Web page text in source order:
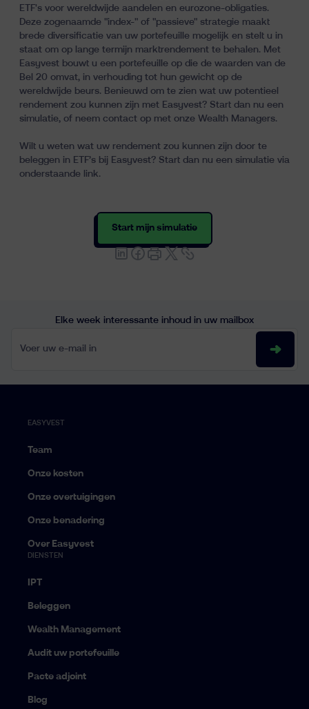
ETF's voor wereldwijde aandelen en eurozone-obligaties.
Deze zogenaamde "index-" of "passieve" strategie maakt
brede diversificatie van uw portefeuille mogelijk en stelt u in
staat om op lange termijn marktrendement te behalen. Met
Easyvest bouwt u een portefeuille op die de waarden van de
Bel 20 omvat, in verhouding tot hun gewicht op de
wereldwijde beurs. Benieuwd om te zien wat uw potentieel
rendement zou kunnen zijn met Easyvest? Start dan nu een
simulatie, of neem contact op met onze Wealth Managers.
Wilt u weten wat uw rendement zou kunnen zijn door te
beleggen in ETF’s bij Easyvest? Start dan nu een simulatie via
onderstaande link.
Start mijn simulatie
Elke week interessante inhoud in uw mailbox
EASYVEST
Team
Onze kosten
Onze overtuigingen
Onze benadering
Over Easyvest
DIENSTEN
IPT
Beleggen
Wealth Management
Audit uw portefeuille
Pacte adjoint
Blog